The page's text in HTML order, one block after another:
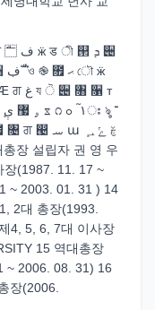
장 설립자 권 영 우
장(1987. 11. 17 ~
~ 2003. 01. 31 ) 14
2대 총장(1993.
4, 5, 6, 7대 이사장
15 역대총장
~ 2006. 08. 31) 16
장(2006.